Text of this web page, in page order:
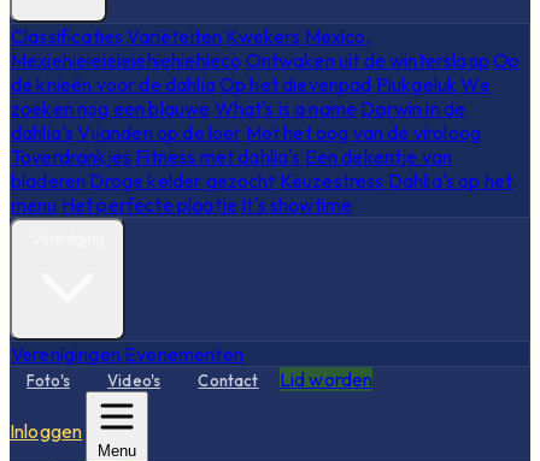
Classificaties Variëteiten Kwekers Mexico,
Mexiehieieieieiehiehiehieco Ontwaken uit de winterslaap Op
de knieën voor de dahliaOp het dievenpad Plukgeluk We
zoeken nog een blauwe What's is a name Darwin in de
dahlia's Vijanden op de loer Met het oog van de viroloog
Toverdrankjes Fitness met dahlia's Een dekentje van
bladeren Droge kelder gezocht Keuzestress Dahlia's op het
menu Het perfecte plaatje It's showtime
Verenigingen Evenementen
Foto's Video's Contact Lid worden
Inloggen
Menu